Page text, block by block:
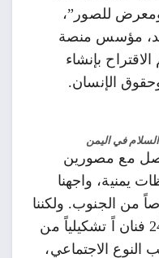
للصور”،
مؤسس منصة
بإنشاء
الإنسان.
في اليمن
مع مصورين
من 7 محافظات يمنية، واجهنا
من الجنوب. ولكننا
استطعنا أن نشرك ما يقارب 24 فنان اً تشكيلياً من
النوع الاجتماعي،